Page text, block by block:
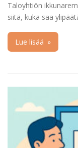
Taloyhtiön
siitä, kuka saa
Lue lisää »